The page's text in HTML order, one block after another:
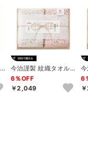
今治謹製 紋織タオル
フェイスタオル2P
（ピンク）
6％OFF
￥2,049
6